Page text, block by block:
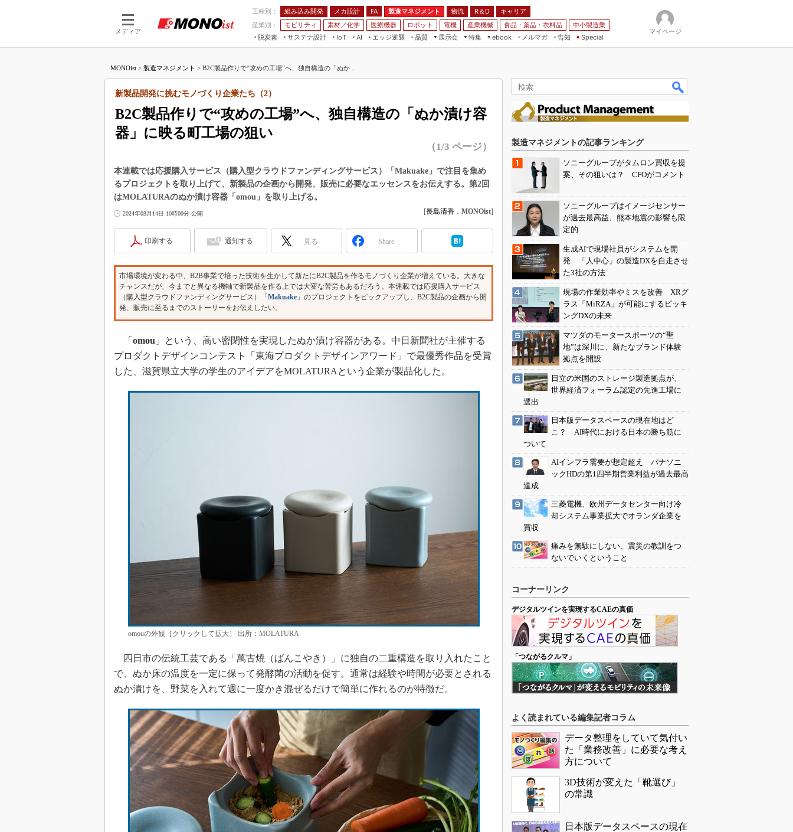
メディア
工程別： 組み込み開発 メカ設計 FA 製造マネジメント 物流 R＆D
キャリア
産業別：
モビリティ 素材／化学 医療機器 ロボット 電機 産業機械 食品・薬品・衣料品
中小製造業
脱炭素
サステナ設計
IoT
つながる工場
つながるサービス
AI
AI×設備保全
エッジ逆襲 品質
展示会
JIMTOF
IIFES
TECHNO-FRONTIER
人テク展
日本ものづくりワールド
産業オープンネット展
特集
つながるクルマ
VR／AR
組み込みモデリング
3Dプリンタ
デジタルツインとCAE
インダストリー4.0
イノベーション
製造業ビッグデータ
メイドインジャパン
新型コロナへの対応
ebook
FA
メルマガ
告知 Special
マイページ
MONOist > 製造マネジメント > B2C製品作りで“攻めの工場”へ、独自構造の「ぬか...
B2C製品作りで“攻めの工場”へ、独自構造の「ぬか漬け容
器」に映る町工場の狙い
新製品開発に挑むモノづくり企業たち（2）
（1/3 ページ）
本連載では応援購入サービス（購入型クラウドファンディングサービス）「Makuake」で注目を集め
るプロジェクトを取り上げて、新製品の企画から開発、販売に必要なエッセンスをお伝えする。第2回
はMOLATURAのぬか漬け容器「omou」を取り上げる。
2024年03月14日 10時00分 公開 [長島清香 ， MONOist]
印刷する 通知する 見る Share
市場環境が変わる中、B2B事業で培った技術を生かして新たにB2C製品を作るモノづくり企業が増えている。大きな
チャンスだが、今までと異なる機軸で新製品を作る上では大変な苦労もあるだろう。本連載では応援購入サービス
（購入型クラウドファンディングサービス）「 Makuake 」のプロジェクトをピックアップし、B2C製品の企画から開
発、販売に至るまでのストーリーをお伝えしたい。
「 omou 」という、高い密閉性を実現したぬか漬け容器がある。中日新聞社が主催する
プロダクトデザインコンテスト「東海プロダクトデザインアワード」で最優秀作品を受賞
した、滋賀県立大学の学生のアイデアをMOLATURAという企業が製品化した。
omouの外観［クリックして拡大］ 出所：MOLATURA
四日市の伝統工芸である「萬古焼（ばんこやき）」に独自の二重構造を取り入れたこと
で、ぬか床の温度を一定に保って発酵菌の活動を促す。通常は経験や時間が必要とされる
ぬか漬けを、野菜を入れて週に一度かき混ぜるだけで簡単に作れるのが特徴だ。
製造マネジメントの記事ランキング
ソニーグループがタムロン買収を提
案、その狙いは？ CFOがコメント
ソニーグループはイメージセンサー
が過去最高益、熊本地震の影響も限
定的
生成AIで現場社員がシステムを開
発 「人中心」の製造DXを自走させ
た3社の方法
現場の作業効率やミスを改善 XRグ
ラス「MiRZA」が可能にするピッキ
ングDXの未来
マツダのモータースポーツの“聖
地”は深川に、新たなブランド体験
拠点を開設
日立の米国のストレージ製造拠点が、
世界経済フォーラム認定の先進工場に
選出
日本版データスペースの現在地はど
こ？ AI時代における日本の勝ち筋に
ついて
AIインフラ需要が想定超え パナソニ
ックHDの第1四半期営業利益が過去最高
達成
三菱電機、欧州データセンター向け冷
却システム事業拡大でオランダ企業を
買収
痛みを無駄にしない、震災の教訓をつ
ないでいくということ
コーナーリンク
デジタルツインを実現するCAEの真価
「つながるクルマ」
よく読まれている編集記者コラム
データ整理をしていて気付い
た「業務改善」に必要な考え
方について
3D技術が変えた「靴選び」
の常識
日本版データスペースの現在